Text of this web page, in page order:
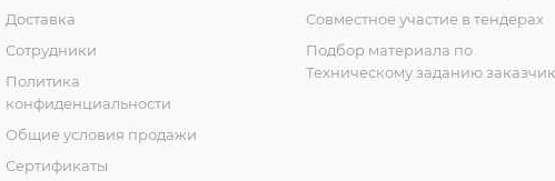
Доставка
Сотрудники
Политика
конфиденциальности
Общие условия продажи
Сертификаты
Совместное участие в тендерах
Подбор материала по
Техническому заданию